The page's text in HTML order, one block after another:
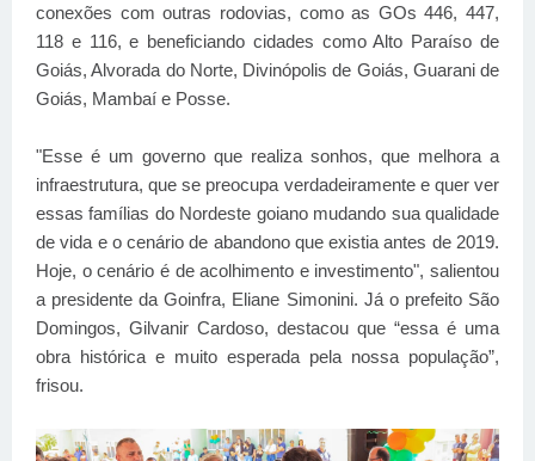
conexões com outras rodovias, como as GOs 446, 447,
118 e 116, e beneficiando cidades como Alto Paraíso de
Goiás, Alvorada do Norte, Divinópolis de Goiás, Guarani de
Goiás, Mambaí e Posse.
"Esse é um governo que realiza sonhos, que melhora a
infraestrutura, que se preocupa verdadeiramente e quer ver
essas famílias do Nordeste goiano mudando sua qualidade
de vida e o cenário de abandono que existia antes de 2019.
Hoje, o cenário é de acolhimento e investimento", salientou
a presidente da Goinfra, Eliane Simonini. Já o prefeito São
Domingos, Gilvanir Cardoso, destacou que “essa é uma
obra histórica e muito esperada pela nossa população”,
frisou.